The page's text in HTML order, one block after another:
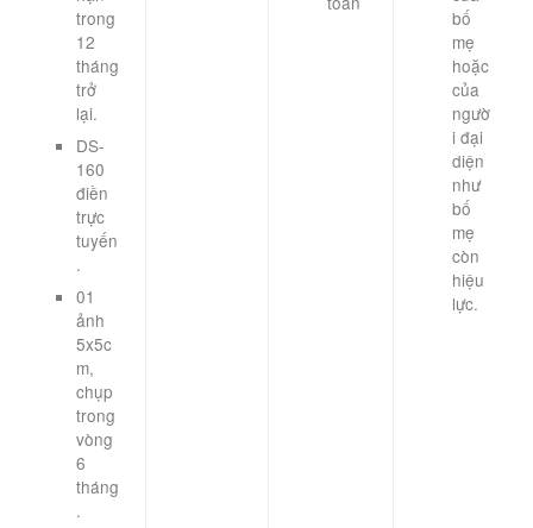
trong
12
tháng
trở
lại.
DS-
160
điền
trực
tuyến
.
01
ảnh
5x5c
m,
chụp
trong
vòng
6
tháng
.
bố
mẹ
hoặc
của
ngườ
i đại
diện
như
bố
mẹ
còn
hiệu
lực.